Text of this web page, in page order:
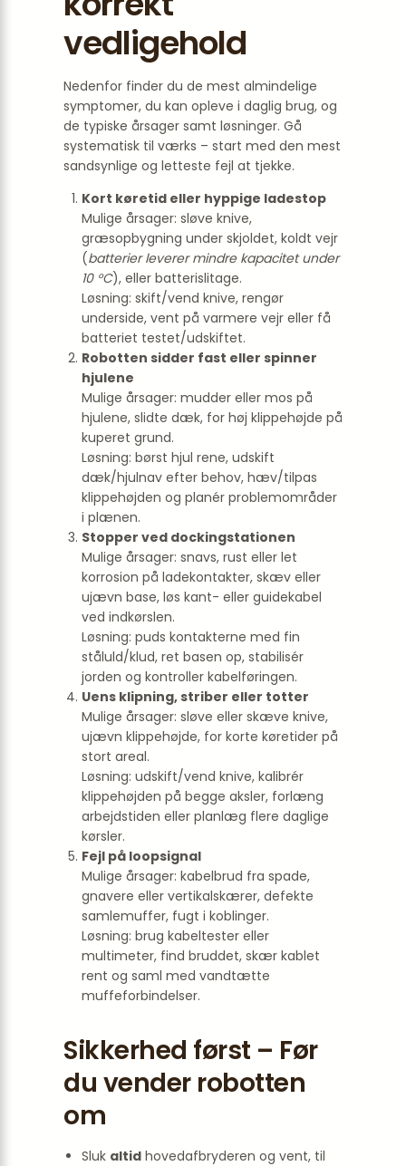
vedligehold
Nedenfor finder du de mest almindelige
symptomer, du kan opleve i daglig brug, og
de typiske årsager samt løsninger. Gå
systematisk til værks – start med den mest
sandsynlige og letteste fejl at tjekke.
Kort køretid eller hyppige ladestop
Mulige årsager: sløve knive,
græsopbygning under skjoldet, koldt vejr
(batterier leverer mindre kapacitet under
10 °C), eller batterislitage.
Løsning: skift/vend knive, rengør
underside, vent på varmere vejr eller få
batteriet testet/udskiftet.
Robotten sidder fast eller spinner
hjulene
Mulige årsager: mudder eller mos på
hjulene, slidte dæk, for høj klippehøjde på
kuperet grund.
Løsning: børst hjul rene, udskift
dæk/hjulnav efter behov, hæv/tilpas
klippehøjden og planér problemområder
i plænen.
Stopper ved dockingstationen
Mulige årsager: snavs, rust eller let
korrosion på ladekontakter, skæv eller
ujævn base, løs kant- eller guidekabel
ved indkørslen.
Løsning: puds kontakterne med fin
ståluld/klud, ret basen op, stabilisér
jorden og kontroller kabelføringen.
Uens klipning, striber eller totter
Mulige årsager: sløve eller skæve knive,
ujævn klippehøjde, for korte køretider på
stort areal.
Løsning: udskift/vend knive, kalibrér
klippehøjden på begge aksler, forlæng
arbejdstiden eller planlæg flere daglige
kørsler.
Fejl på loopsignal
Mulige årsager: kabelbrud fra spade,
gnavere eller vertikalskærer, defekte
samlemuffer, fugt i koblinger.
Løsning: brug kabeltester eller
multimeter, find bruddet, skær kablet
rent og saml med vandtætte
muffeforbindelser.
Sikkerhed først – Før
du vender robotten
om
Sluk altid hovedafbryderen og vent, til